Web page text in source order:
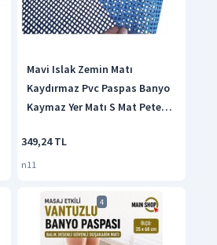
Mavi Islak Zemin Matı
Kaydırmaz Pvc Paspas Banyo
Kaymaz Yer Matı S Mat Petek
349,24 TL
n11
4